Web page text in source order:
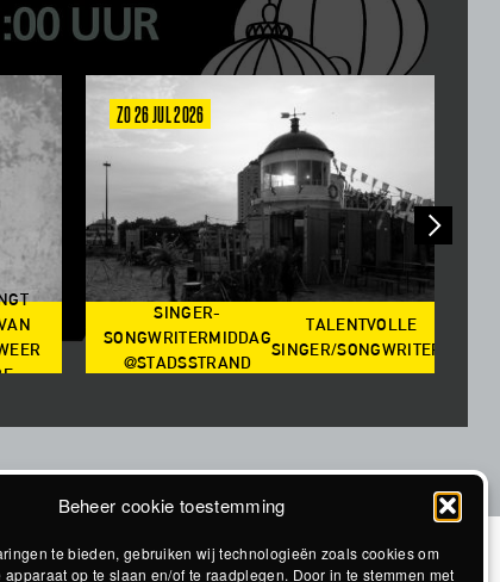
Beheer cookie toestemming
te bieden, gebruiken wij technologieën zoals cookies om
op te slaan en/of te raadplegen. Door in te stemmen met
ZO 26 JUL 2026
SINGER-
SONGWRITERMIDDAG
@STADSSTRAND
TALENTVOLLE
SINGER/SONGWRITERS